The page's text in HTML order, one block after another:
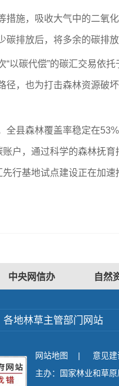
，吸收大气中的二氧化
排放后，将多余的碳排
碳代偿”的碳汇交易依托
径，也为打击森林资源破
森林覆盖率稳定在53%
账户，通过科学的森林抚
行基地试点建设正在加速
中央网信办 自然
各地林草主管部门网站
网站地图 | 意见建
主办：国家林业和草